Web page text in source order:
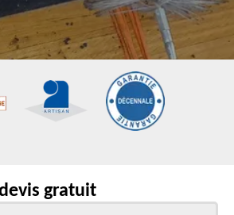
gratuit